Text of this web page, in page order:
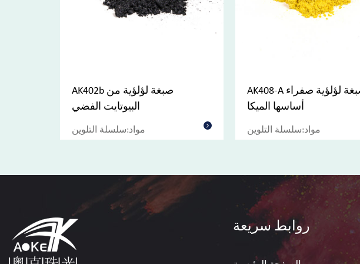
AK402b صبغة لؤلؤية من
البيوتايت الفضي
مواد:سلسلة التلوين
AK408-A صبغة لؤلؤية صفراء
أساسها الميكا
مواد:سلسلة التلوين
روابط سريعة